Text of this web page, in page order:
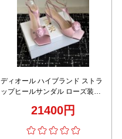
ディオール ハイブランド ストラ
ップヒールサンダル ローズ装飾
21400円